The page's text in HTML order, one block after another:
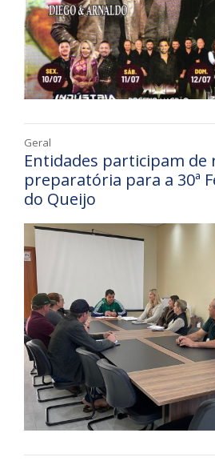
Geral
Entidades participam de
preparatória para a 30ª
do Queijo